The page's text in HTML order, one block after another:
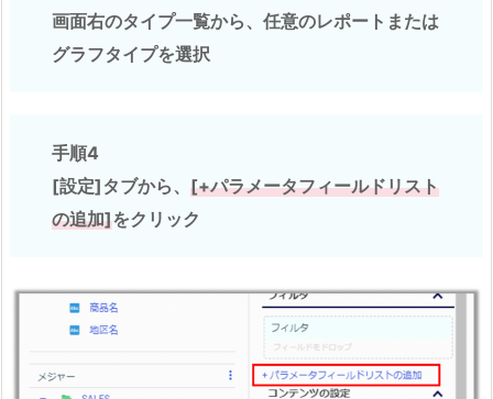
画面右のタイプ一覧から、任意のレポートまたは
グラフタイプを選択
手順4
[設定]タブから、 [+パラメータフィールドリスト
の追加]をクリック